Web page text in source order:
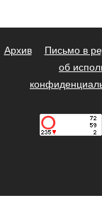
Архив Письмо в
об